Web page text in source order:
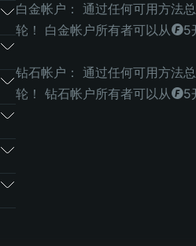
白金帐户： 通过任何可用方法
轮！ 白金帐户所有者可以从◎5
钻石帐户： 通过任何可用方法
轮！ 钻石帐户所有者可以从◎5